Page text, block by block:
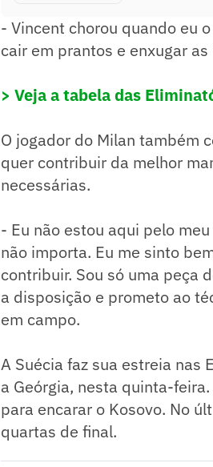
- Vincent chorou quando eu
cair em prantos e enxugar
> Veja a tabela das
O jogador do Milan também
quer contribuir da melhor
necessárias.
- Eu não estou aqui pelo
não importa. Eu me sinto
contribuir. Sou só uma peça
a disposição e prometo ao
em campo.
A Suécia faz sua estreia nas
a Geórgia, nesta quinta-
para encarar o Kosovo. No
quartas de final.